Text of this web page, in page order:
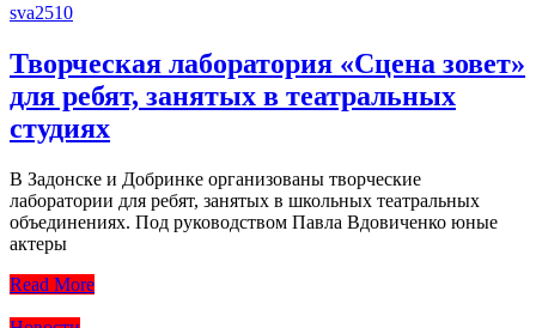
sva2510
Творческая лаборатория «Сцена зовет»
для ребят, занятых в театральных
студиях
В Задонске и Добринке организованы творческие
лаборатории для ребят, занятых в школьных театральных
объединениях. Под руководством Павла Вдовиченко юные
актеры
Read More